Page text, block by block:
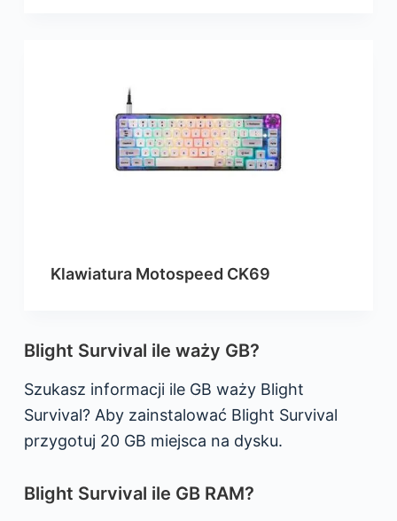
Klawiatura Motospeed CK69
Blight Survival ile waży GB?
Szukasz informacji ile GB waży Blight
Survival? Aby zainstalować Blight Survival
przygotuj 20 GB miejsca na dysku.
Blight Survival ile GB RAM?